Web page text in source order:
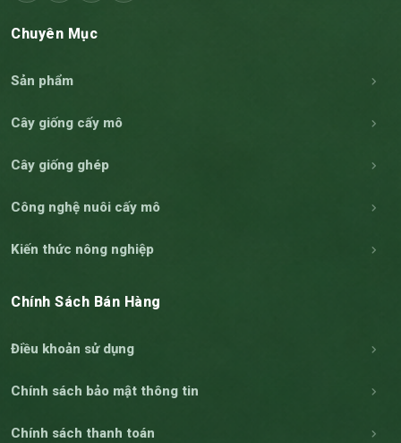
Chuyên Mục
Sản phẩm
Cây giống cấy mô
Cây giống ghép
Công nghệ nuôi cấy mô
Kiến thức nông nghiệp
Chính Sách Bán Hàng
Điều khoản sử dụng
Chính sách bảo mật thông tin
Chính sách thanh toán